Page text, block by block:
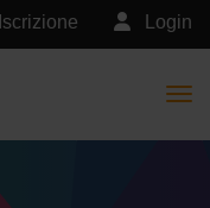
Login
Iscrizione